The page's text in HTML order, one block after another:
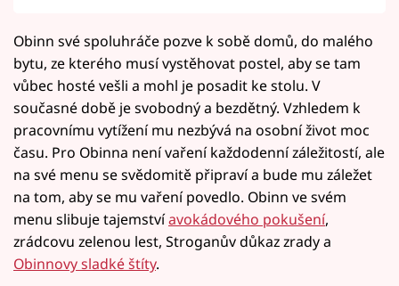
Obinn své spoluhráče pozve k sobě domů, do malého
bytu, ze kterého musí vystěhovat postel, aby se tam
vůbec hosté vešli a mohl je posadit ke stolu. V
současné době je svobodný a bezdětný. Vzhledem k
pracovnímu vytížení mu nezbývá na osobní život moc
času. Pro Obinna není vaření každodenní záležitostí, ale
na své menu se svědomitě připraví a bude mu záležet
na tom, aby se mu vaření povedlo. Obinn ve svém
menu slibuje tajemstvíavokádového pokušení,
zrádcovu zelenou lest, Stroganův důkaz zrady a
Obinnovy sladké štíty.